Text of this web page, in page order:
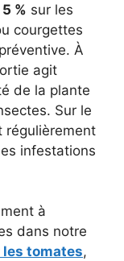
% sur les
courgettes
À
agit
de la plante
Sur le
régulièrement
infestations
à
dans notre
tomates,